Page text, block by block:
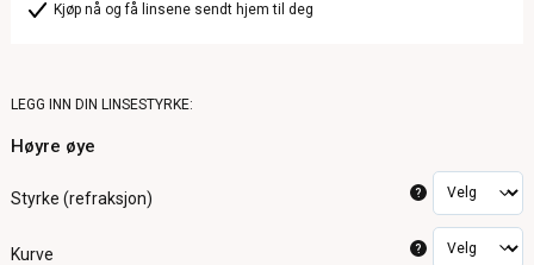
Kjøp nå og få linsene sendt hjem til deg
LEGG INN DIN LINSESTYRKE:
Høyre øye
Styrke (refraksjon) ?
Kurve ?